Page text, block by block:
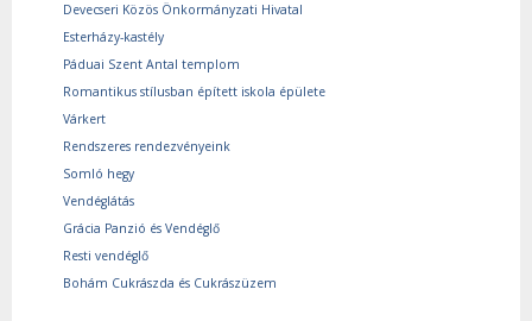
Devecseri Közös Önkormányzati Hivatal
Esterházy-kastély
Páduai Szent Antal templom
Romantikus stílusban épített iskola épülete
Várkert
Rendszeres rendezvényeink
Somló hegy
Vendéglátás
Grácia Panzió és Vendéglő
Resti vendéglő
Bohám Cukrászda és Cukrászüzem